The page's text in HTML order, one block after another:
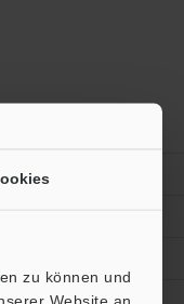
zu können und
Website an